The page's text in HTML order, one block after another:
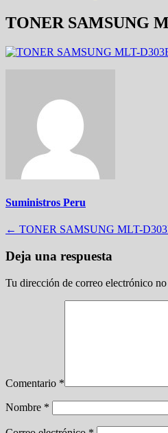
TONER SAMSUNG
Suministros Peru
Navegación
de
entradas
← TONER SAMSUNG MLT-
Deja una respuesta
Tu dirección de correo electrónico
Comentario *
Nombre *